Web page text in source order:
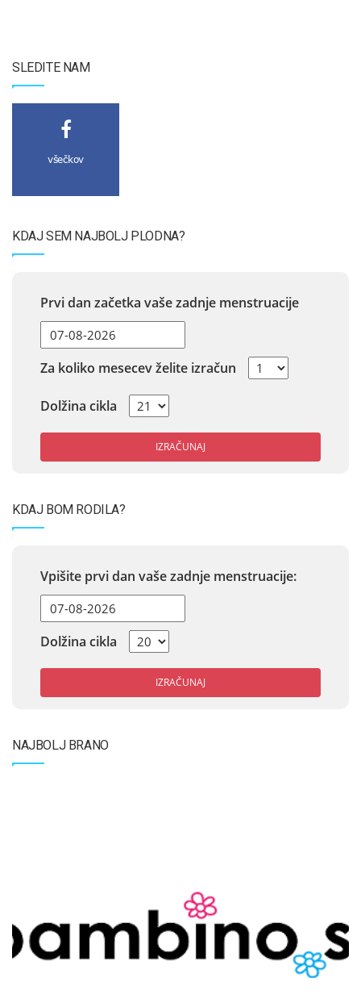
SLEDITE NAM
všečkov
KDAJ SEM NAJBOLJ PLODNA?
Prvi dan začetka vaše zadnje menstruacije
Za koliko mesecev želite izračun
Dolžina cikla
IZRAČUNAJ
KDAJ BOM RODILA?
Vpišite prvi dan vaše zadnje menstruacije:
Dolžina cikla
IZRAČUNAJ
NAJBOLJ BRANO